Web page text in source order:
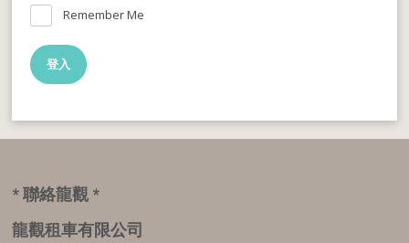
Remember Me
* 聯絡龍觀 *
龍觀租車有限公司